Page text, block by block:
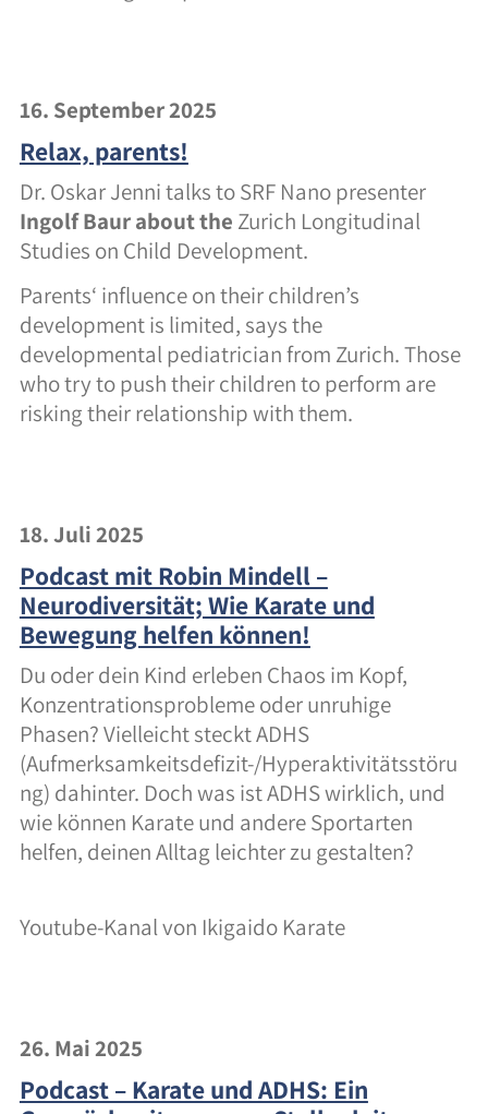
16. September 2025
Relax, parents!
Dr. Oskar Jenni talks to SRF Nano presenter
Ingolf Baur about the Zurich Longitudinal
Studies on Child Development.
Parents‘ influence on their children’s
development is limited, says the
developmental pediatrician from Zurich. Those
who try to push their children to perform are
risking their relationship with them.
18. Juli 2025
Podcast mit Robin Mindell –
Neurodiversität; Wie Karate und
Bewegung helfen können!
Du oder dein Kind erleben Chaos im Kopf,
Konzentrationsprobleme oder unruhige
Phasen? Vielleicht steckt ADHS
(Aufmerksamkeitsdefizit-/Hyperaktivitätsstöru
ng) dahinter. Doch was ist ADHS wirklich, und
wie können Karate und andere Sportarten
helfen, deinen Alltag leichter zu gestalten?
Youtube-Kanal von Ikigaido Karate
26. Mai 2025
Podcast – Karate und ADHS: Ein